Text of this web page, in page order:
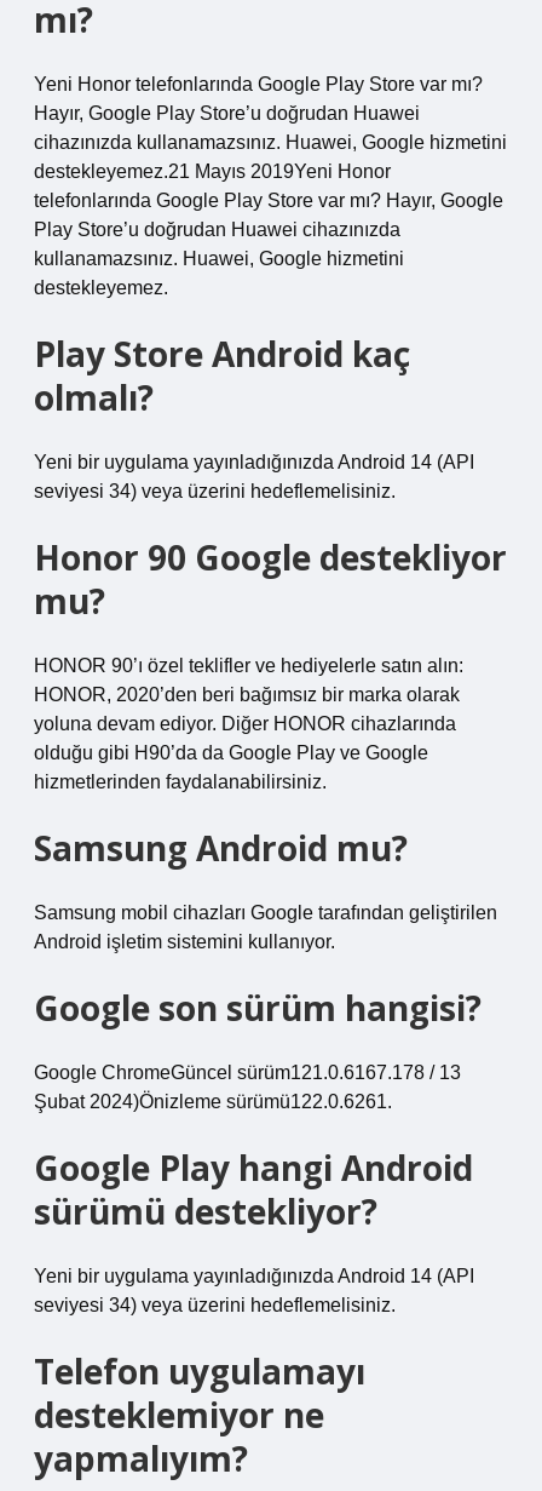
mı?
Yeni Honor telefonlarında Google Play Store var mı?
Hayır, Google Play Store’u doğrudan Huawei
cihazınızda kullanamazsınız. Huawei, Google hizmetini
destekleyemez.21 Mayıs 2019Yeni Honor
telefonlarında Google Play Store var mı? Hayır, Google
Play Store’u doğrudan Huawei cihazınızda
kullanamazsınız. Huawei, Google hizmetini
destekleyemez.
Play Store Android kaç
olmalı?
Yeni bir uygulama yayınladığınızda Android 14 (API
seviyesi 34) veya üzerini hedeflemelisiniz.
Honor 90 Google destekliyor
mu?
HONOR 90’ı özel teklifler ve hediyelerle satın alın:
HONOR, 2020’den beri bağımsız bir marka olarak
yoluna devam ediyor. Diğer HONOR cihazlarında
olduğu gibi H90’da da Google Play ve Google
hizmetlerinden faydalanabilirsiniz.
Samsung Android mu?
Samsung mobil cihazları Google tarafından geliştirilen
Android işletim sistemini kullanıyor.
Google son sürüm hangisi?
Google ChromeGüncel sürüm121.0.6167.178 / 13
Şubat 2024)Önizleme sürümü122.0.6261.
Google Play hangi Android
sürümü destekliyor?
Yeni bir uygulama yayınladığınızda Android 14 (API
seviyesi 34) veya üzerini hedeflemelisiniz.
Telefon uygulamayı
desteklemiyor ne
yapmalıyım?